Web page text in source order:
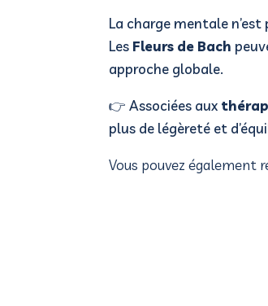
La charge mentale
Les Fleurs de Bach
approche globale.
👉 Associées aux
plus de légèreté et
Vous pouvez également